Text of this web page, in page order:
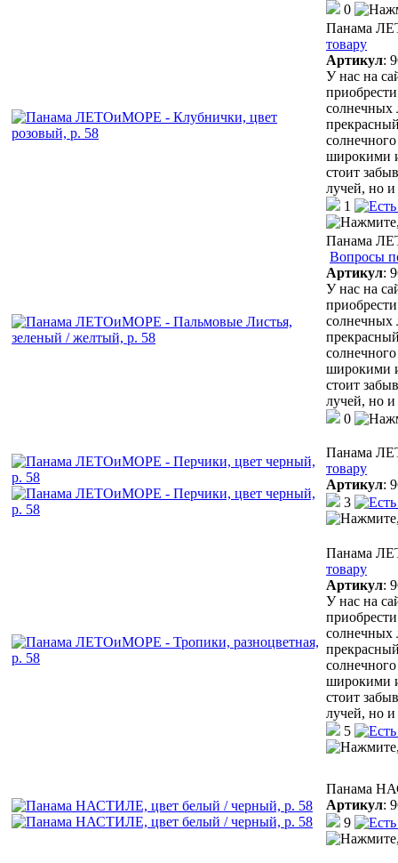
0
Панама
товару
Артикул:
У нас на
солнечных
широкими
стоит
лучей, но
1
Панама
Вопросы
Артикул:
У нас на
солнечных
широкими
стоит
лучей, но
0
Панама
товару
Артикул:
3
Панама
товару
Артикул:
У нас на
солнечных
широкими
стоит
лучей, но
5
Панама
Артикул:
9